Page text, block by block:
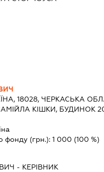
18028, ЧЕРКАСЬКА
КІШКИ, БУДИНОК
фонду (грн.): 1 000 (100 %)
- КЕРІВНИК